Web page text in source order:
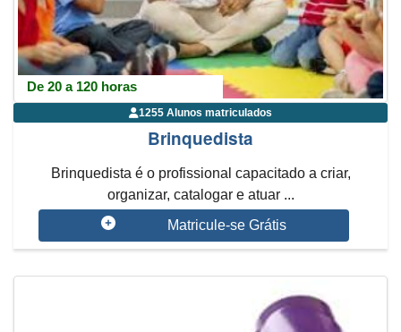
De 20 a 120 horas
1255 Alunos matriculados
Brinquedista
Brinquedista é o profissional capacitado a criar,
organizar, catalogar e atuar ...
Matricule-se Grátis